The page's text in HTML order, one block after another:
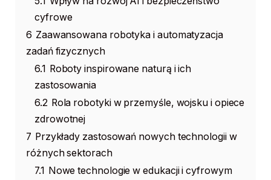
cyfrowe
6 Zaawansowana robotyka i automatyzacja
zadań fizycznych
6.1 Roboty inspirowane naturą i ich
zastosowania
6.2 Rola robotyki w przemyśle, wojsku i opiece
zdrowotnej
7 Przykłady zastosowań nowych technologii w
różnych sektorach
7.1 Nowe technologie w edukacji i cyfrowym